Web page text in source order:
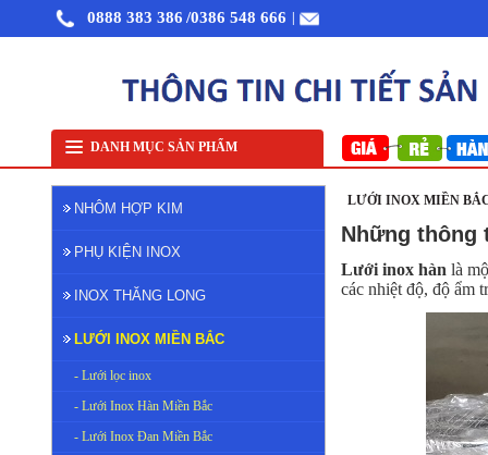
0888 383 386 /0386 548 666
DANH MỤC SẢN PHẨM
Nhôm cuộn cắt lẻ Nhôm cuộn A1050 Nhôm bảo ôn cuộn mỏng A1050 Lưới
NHÔM HỢP KIM
PHỤ KIỆN INOX
INOX THĂNG LONG
LƯỚI INOX MIỀN BẮC
- Lưới lọc inox
- Lưới Inox Hàn Miền Bắc
- Lưới Inox Đan Miền Bắc
LƯỚI INOX MIỀN
Những thông
Lướiinox hàn là
các nhiệt độ, độ ẩm